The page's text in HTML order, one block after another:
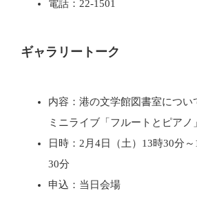
電話：22-1501
ギャラリートーク
内容：港の文学館図書室につい
ミニライブ「フルートとピアノ
日時：2月4日（土）13時30分
30分
申込：当日会場